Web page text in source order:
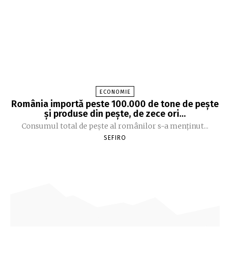
ECONOMIE
România importă peste 100.000 de tone de peşte
şi produse din peşte, de zece ori…
Consumul total de peşte al ro­mâ­nilor s-a menţinut...
SEFIRO